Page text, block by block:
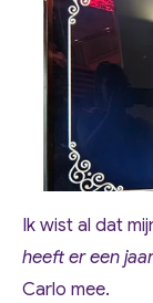
Ik wist al dat
heeft er een
Carlo mee.